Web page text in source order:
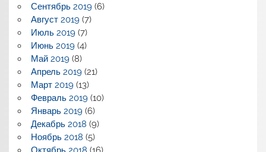
Сентябрь 2019(6)
Август 2019(7)
Июль 2019(7)
Июнь 2019(4)
Май 2019(8)
Апрель 2019(21)
Март 2019(13)
Февраль 2019(10)
Январь 2019(6)
Декабрь 2018 (9)
Ноябрь 2018 (5)